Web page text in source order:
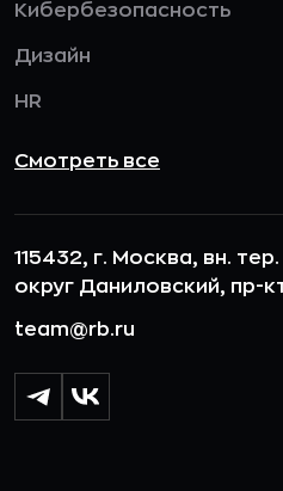
Кибербезопасность
Дизайн
HR
Смотреть все
115432, г. Москва, вн.
округ Даниловский, пр-
team@rb.ru